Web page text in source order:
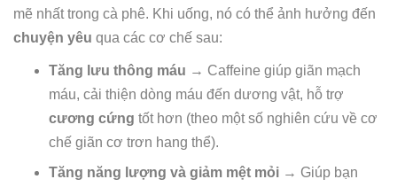
mẽ nhất trong cà phê. Khi uống, nó có thể ảnh hưởng đến
chuyện yêu qua các cơ chế sau:
Tăng lưu thông máu → Caffeine giúp giãn mạch
máu, cải thiện dòng máu đến dương vật, hỗ trợ
cương cứng tốt hơn (theo một số nghiên cứu về cơ
chế giãn cơ trơn hang thể).
Tăng năng lượng và giảm mệt mỏi → Giúp bạn